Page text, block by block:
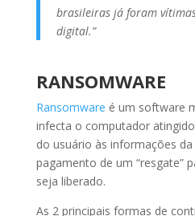
brasileiras já foram
digital.”
RANSOMWARE
Ransomware é um software
infecta o computador
do usuário às informações
pagamento de um “resgate”
seja liberado.
As 2 principais formas de